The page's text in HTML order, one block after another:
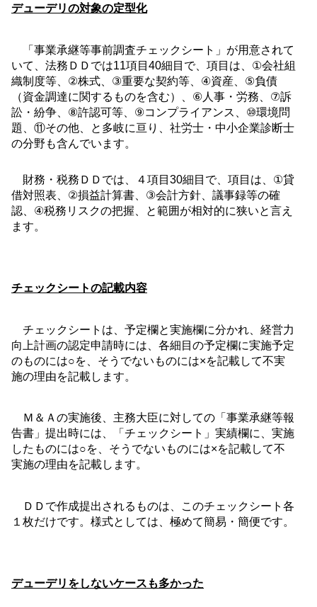
デューデリの対象の定型化
「事業承継等事前調査チェックシート」が用意されて
いて、法務ＤＤでは11項目 40細目で、項目は、 ①会社組
織制度等、 ②株式、 ③重要な契約等、 ④資産、 ⑤負債
（資金調達に関するものを含む）、 ⑥人事・労務、 ⑦訴
訟・紛争、 ⑧許認可等、 ⑨コンプライアンス、 ⑩環境問
題、 ⑪その他、と多岐に亘り、社労士・中小企業診断士
の分野も含んでいます。
財務・税務ＤＤでは、４項目 30細目で、項目は、 ①貸
借対照表、 ②損益計算書、 ③会計方針、議事録等の確
認、 ④税務リスクの把握、と範囲が相対的に狭いと言え
ます。
チェックシートの記載内容
チェックシートは、予定欄と実施欄に分かれ、経営力
向上計画の認定申請時には、各細目の予定欄に実施予定
のものには○を、そうでないものには×を記載して不実
施の理由を記載します。
Ｍ＆Ａの実施後、主務大臣に対しての「事業承継等報
告書」提出時には、「チェックシート」実績欄に、実施
したものには○を、そうでないものには×を記載して不
実施の理由を記載します。
ＤＤで作成提出されるものは、このチェックシート各
１枚だけです。様式としては、極めて簡易・簡便です。
デューデリをしないケースも多かった